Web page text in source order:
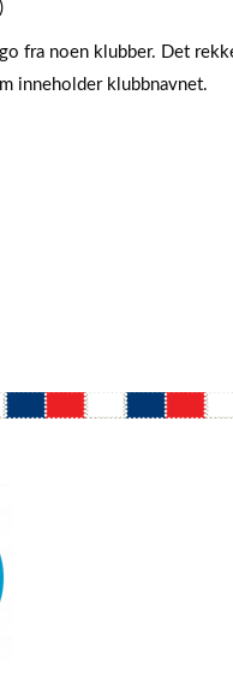
fra noen klubber. Det
inneholder klubbnavnet.